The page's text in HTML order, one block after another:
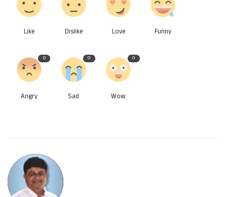
Like Dislike Love Funny
0
Angry
0
Sad
0
Wow